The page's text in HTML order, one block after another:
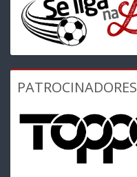
PATROCINADORES